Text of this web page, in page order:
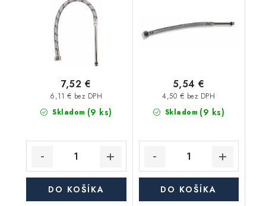
predĺžená
Skladom (9 ks)
6,11 € bez DPH
7,52 €
DO KOŠÍKA
Skladom (9 ks)
4,50 € bez DPH
5,54 €
DO KOŠÍKA